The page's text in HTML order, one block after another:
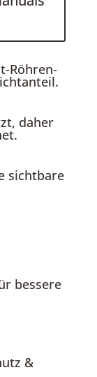
Röhren-
daher
sichtbare
bessere
&